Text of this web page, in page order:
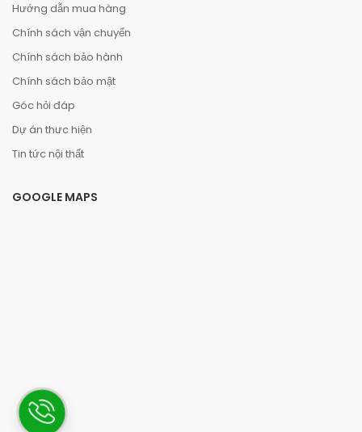
Hướng dẫn mua hàng
Chính sách vận chuyển
Chính sách bảo hành
Chính sách bảo mật
Góc hỏi đáp
Dự án thưc hiện
Tin tức nội thất
GOOGLE MAPS